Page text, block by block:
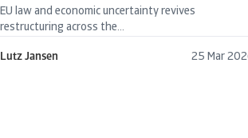
EU law and economic uncertainty revives
restructuring across the...
Lutz Jansen 25 Mar